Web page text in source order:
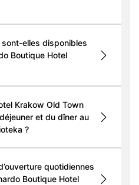
elles disponibles
Boutique Hotel
Krakow Old Town
et du dîner au
?
quotidiennes
Boutique Hotel